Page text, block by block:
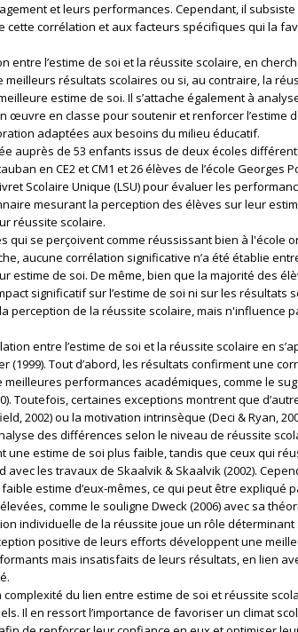
et leurs performances. Cependant, il
cette corrélation et aux facteurs spécifiques qui la
entre l’estime de soi et la réussite scolaire, en
résultats scolaires ou si, au contraire, la
estime de soi. Il s’attache également à
œuvre en classe pour soutenir et renforcer l’estime
adaptées aux besoins du milieu éducatif.
auprès de 53 enfants issus de deux écoles
en CE2 et CM1 et 26 élèves de l’école Georges
Scolaire Unique (LSU) pour évaluer les
mesurant la perception des élèves sur leur
réussite scolaire.
qui se perçoivent comme réussissant bien à l'école
aucune corrélation significative n’a été établie
estime de soi. De même, bien que la majorité des
significatif sur l’estime de soi ni sur les résultats
perception de la réussite scolaire, mais n'influence
entre l’estime de soi et la réussite scolaire en
(1999). Tout d’abord, les résultats confirment une
performances académiques, comme le
Toutefois, certaines exceptions montrent que
2002) ou la motivation intrinsèque (Deci & Ryan,
des différences selon le niveau de réussite
une estime de soi plus faible, tandis que ceux qui
les travaux de Skaalvik & Skaalvik (2002).
estime d’eux-mêmes, ce qui peut être expliqué
comme le souligne Dweck (2006) avec sa
individuelle de la réussite joue un rôle
positive de leurs efforts développent une
mais insatisfaits de leurs résultats, en lien
du lien entre estime de soi et réussite
Il en ressort l’importance de favoriser un climat